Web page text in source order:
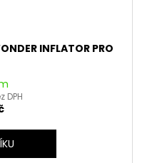
INFLATOR PRO
DPH